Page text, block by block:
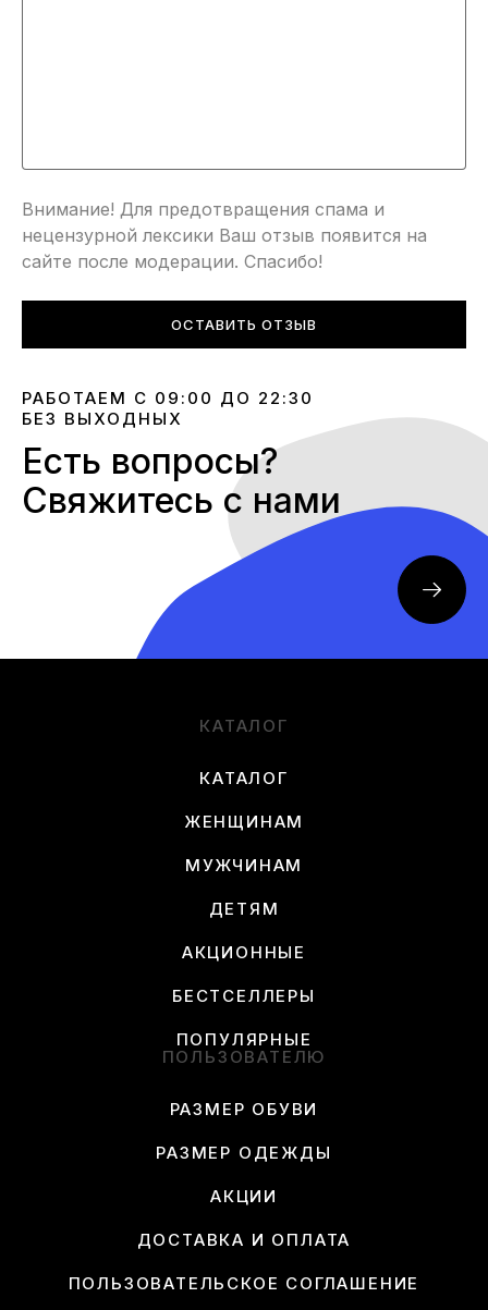
Внимание! Для предотвращения спама и
нецензурной лексики Ваш отзыв появится на
сайте после модерации. Спасибо!
ОСТАВИТЬ ОТЗЫВ
РАБОТАЕМ С 09:00 ДО 22:30
БЕЗ ВЫХОДНЫХ
Есть вопросы?
Свяжитесь с нами
КАТАЛОГ
КАТАЛОГ
ЖЕНЩИНАМ
МУЖЧИНАМ
ДЕТЯМ
АКЦИОННЫЕ
БЕСТСЕЛЛЕРЫ
ПОПУЛЯРНЫЕ
ПОЛЬЗОВАТЕЛЮ
РАЗМЕР ОБУВИ
РАЗМЕР ОДЕЖДЫ
АКЦИИ
ДОСТАВКА И ОПЛАТА
ПОЛЬЗОВАТЕЛЬСКОЕ СОГЛАШЕНИЕ